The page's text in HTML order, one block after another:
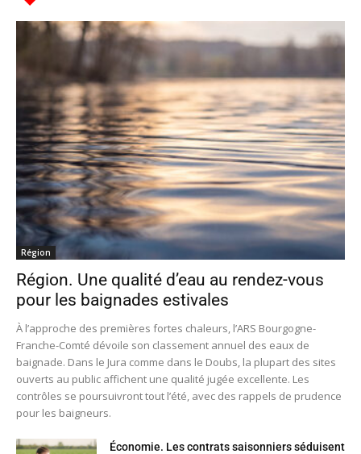
Région
Région. Une qualité d’eau au rendez-vous
pour les baignades estivales
À l’approche des premières fortes chaleurs, l’ARS Bourgogne-
Franche-Comté dévoile son classement annuel des eaux de
baignade. Dans le Jura comme dans le Doubs, la plupart des sites
ouverts au public affichent une qualité jugée excellente. Les
contrôles se poursuivront tout l’été, avec des rappels de prudence
pour les baigneurs.
Économie. Les contrats saisonniers séduisent